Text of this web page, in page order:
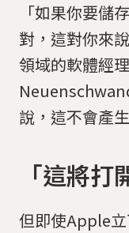
「如果你要儲
對，這對你來
領域的軟體經
說，這不會產
「這將打
但即使Apple